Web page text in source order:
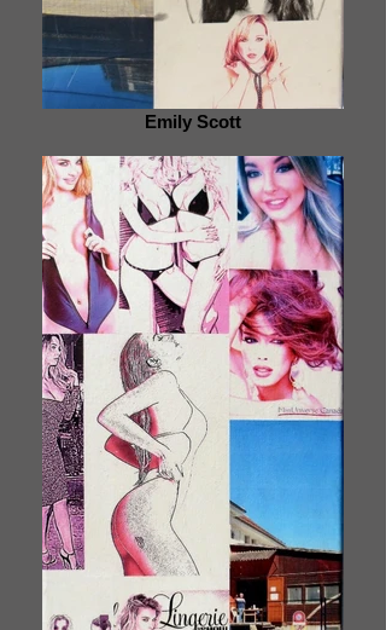
Emily Scott